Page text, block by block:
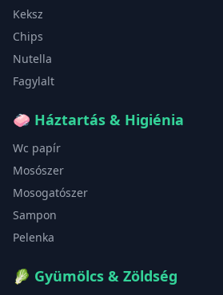
Keksz
Chips
Nutella
Fagylalt
🧼 Háztartás & Higiénia
Wc papír
Mosószer
Mosogatószer
Sampon
Pelenka
🥬 Gyümölcs & Zöldség